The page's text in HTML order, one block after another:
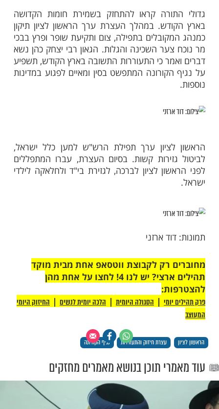
ערב ט' בשבט, נערכה בשכונת שמואל הנביא
עצרת תיקון שובבי"ם, חיזוק והתעוררות. את
המועצה הדתית בירושלים, בראשות
הגאון רבי שלמה משה עמאר, והגאון הצדיק
כהן - רב שכונת שמואל הנביא, ובהשתתפות
ובני תורה.
במהלך העצרת ערך הראשון לציון תיקון
בתפילה, צום ותקיעת שופר ופרץ בבכי
השכינה והגלות. הגאון רבי יצחק כהן נשא
המתפשט בסין ומאיים לפגוע במדינות
ערך תפילת הרש"ש למען כלל ישראל,
קשות. בסיום העצרת, עברו המתפללים
לציון לברכה, לגזירת בי"ד ולחלאקה לילדי